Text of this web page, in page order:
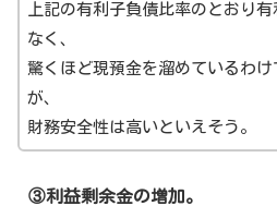
上記の有利子負債比率のとおり
なく、
驚くほど現預金を溜めているわけ
が、
財務安全性は高いといえそう。
③利益剰余金の増加。